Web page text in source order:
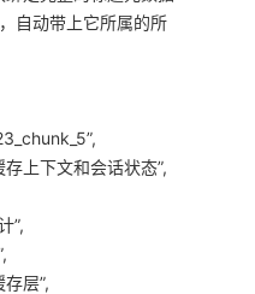
自动带上它所属的所
上下文和会话状态”,
”,
层”,